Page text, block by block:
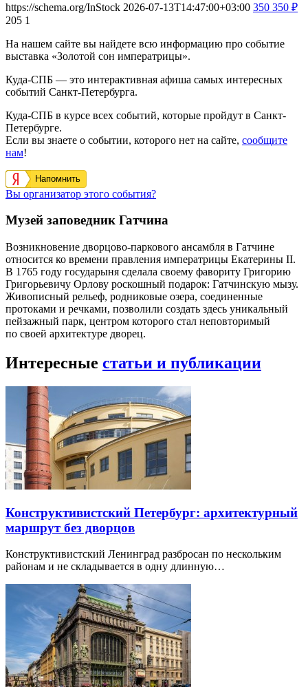
https://schema.org/InStock 2026-07-13T14:47:00+03:00 350 350 ₽
205 1
На нашем сайте вы найдете всю информацию про событие
выставка «Золотой сон императрицы».
Куда-СПБ — это интерактивная афиша самых интересных
событий Санкт-Петербурга.
Куда-СПБ в курсе всех событий, которые пройдут в Санкт-
Петербурге.
Если вы знаете о событии, которого нет на сайте, сообщите
нам!
Напомнить
Вы организатор этого события?
Музей заповедник Гатчина
Возникновение дворцово-паркового ансамбля в Гатчине
относится ко времени правления императрицы Екатерины II.
В 1765 году государыня сделала своему фавориту Григорию
Григорьевичу Орлову роскошный подарок: Гатчинскую мызу.
Живописный рельеф, родниковые озера, соединенные
протоками и речками, позволили создать здесь уникальный
пейзажный парк, центром которого стал неповторимый
по своей архитектуре дворец.
Интересные статьи и публикации
Конструктивистский Петербург: архитектурный
маршрут без дворцов
Конструктивистский Ленинград разбросан по нескольким
районам и не складывается в одну длинную…